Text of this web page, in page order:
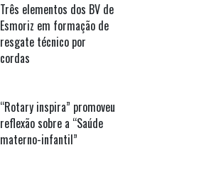
Três elementos dos BV de
Esmoriz em formação de
resgate técnico por
cordas
“Rotary inspira” promoveu
reflexão sobre a “Saúde
materno-infantil”